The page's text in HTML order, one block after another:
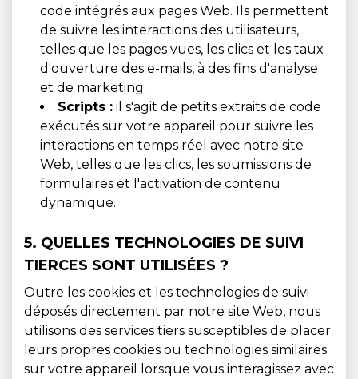
code intégrés aux pages Web. Ils permettent
de suivre les interactions des utilisateurs,
telles que les pages vues, les clics et les taux
d'ouverture des e-mails, à des fins d'analyse
et de marketing.
Scripts : il s'agit de petits extraits de code
exécutés sur votre appareil pour suivre les
interactions en temps réel avec notre site
Web, telles que les clics, les soumissions de
formulaires et l'activation de contenu
dynamique.
5. QUELLES TECHNOLOGIES DE SUIVI
TIERCES SONT UTILISÉES ?
Outre les cookies et les technologies de suivi
déposés directement par notre site Web, nous
utilisons des services tiers susceptibles de placer
leurs propres cookies ou technologies similaires
sur votre appareil lorsque vous interagissez avec